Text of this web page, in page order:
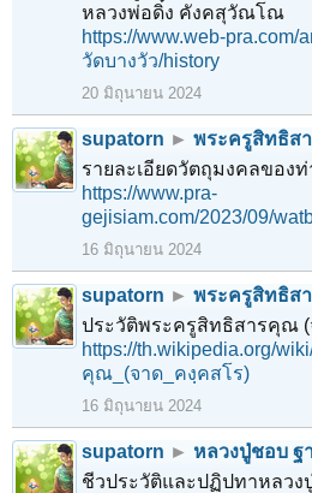
หลวงพ่อดิ่ง คังคสุวัณโณ
https://www.web-pra.com/
วัดบางวัว/history
20 มิถุนายน 2024
supatorn ► พระครูสิทธิส
รายละเอียดวัตถุมงคลของ
https://www.pra-
gejisiam.com/2023/09/
16 มิถุนายน 2024
supatorn ► พระครูสิทธิส
ประวัติพระครูสิทธิสารคุณ (
https://th.wikipedia.org/
คุณ_(จาด_คงฺคสโร)
16 มิถุนายน 2024
supatorn ► หลวงปู่ชอบ ฐ
ชีวประวัติและปฏิปทาหลวง